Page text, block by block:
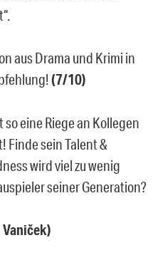
aus Drama und Krimi in
(7/10)
eine Riege an Kollegen
Finde sein Talent &
wird viel zu wenig
seiner Generation?